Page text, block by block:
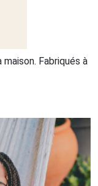
Fabriqués à